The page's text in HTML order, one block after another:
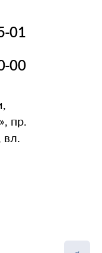
01
00
пр.